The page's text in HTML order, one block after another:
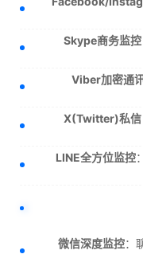
Skype商务监控
Viber加密通
X(Twitter)私信
LINE全方位监控
微信深度监控：